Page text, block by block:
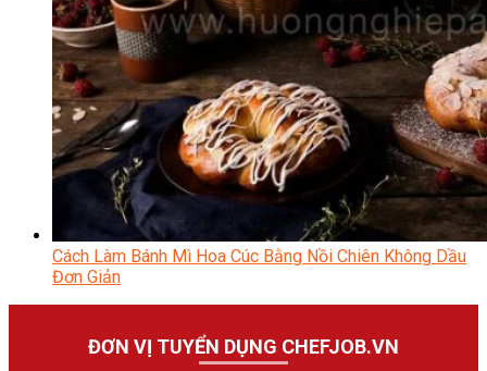
Cách Làm Bánh Mì Hoa Cúc Bằng Nồi Chiên Không Dầu
Đơn Giản
ĐƠN VỊ TUYỂN DỤNG CHEFJOB.VN